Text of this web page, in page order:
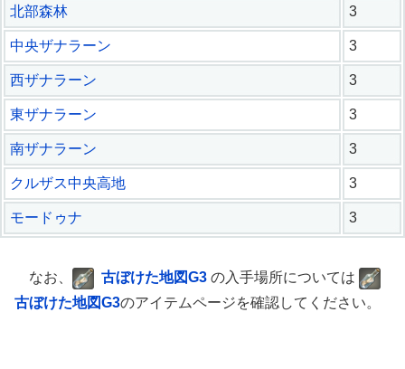
北部森林 3
中央ザナラーン 3
西ザナラーン 3
東ザナラーン 3
南ザナラーン 3
クルザス中央高地 3
モードゥナ 3
なお、 古ぼけた地図G3 の入手場所については
古ぼけた地図G3のアイテムページを確認してください。